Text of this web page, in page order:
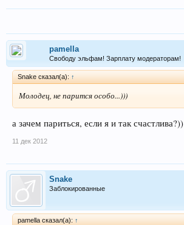
pamella
Свободу эльфам! Зарплату модераторам!
Snake сказал(а): ↑
Молодец, не парится особо...)))
а зачем париться, если я и так счастлива?))
11 дек 2012
Snake
Заблокированные
pamella сказал(а): ↑